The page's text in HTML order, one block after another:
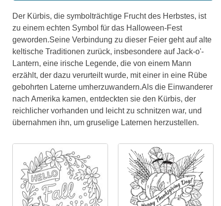
Der Kürbis, die symbolträchtige Frucht des Herbstes, ist
zu einem echten Symbol für das Halloween-Fest
geworden.Seine Verbindung zu dieser Feier geht auf alte
keltische Traditionen zurück, insbesondere auf Jack-o'-
Lantern, eine irische Legende, die von einem Mann
erzählt, der dazu verurteilt wurde, mit einer in eine Rübe
gebohrten Laterne umherzuwandern.Als die Einwanderer
nach Amerika kamen, entdeckten sie den Kürbis, der
reichlicher vorhanden und leicht zu schnitzen war, und
übernahmen ihn, um gruselige Laternen herzustellen.